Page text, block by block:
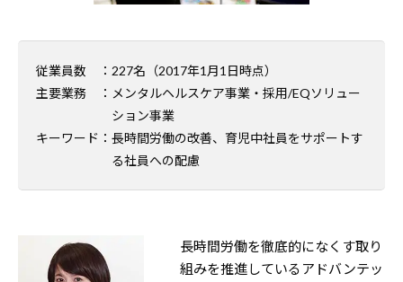
従業員数
：227名（2017年1月1日時点）
主要業務
：メンタルヘルスケア事業・採用/EQソリュー
ション事業
キーワード ：長時間労働の改善、育児中社員をサポートす
る社員への配慮
長時間労働を徹底的になくす取り
組みを推進しているアドバンテッ